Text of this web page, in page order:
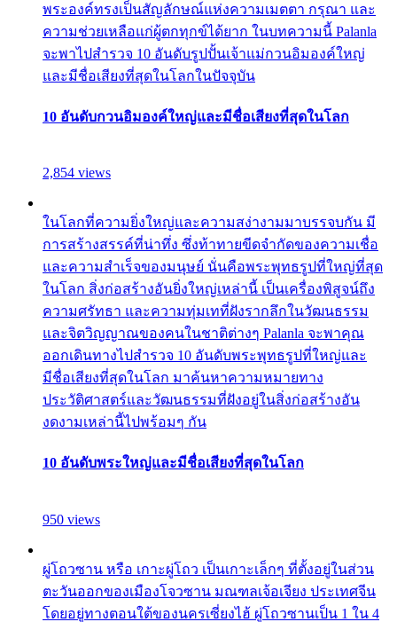
พระองค์ทรงเป็นสัญลักษณ์แห่งความเมตตา กรุณา และ
ความช่วยเหลือแก่ผู้ตกทุกข์ได้ยาก ในบทความนี้ Palanla
จะพาไปสำรวจ 10 อันดับรูปปั้นเจ้าแม่กวนอิมองค์ใหญ่
และมีชื่อเสียงที่สุดในโลกในปัจจุบัน
10 อันดับกวนอิมองค์ใหญ่และมีชื่อเสียงที่สุดในโลก
2,854 views
ในโลกที่ความยิ่งใหญ่และความสง่างามมาบรรจบกัน มี
การสร้างสรรค์ที่น่าทึ่ง ซึ่งท้าทายขีดจำกัดของความเชื่อ
และความสำเร็จของมนุษย์ นั่นคือพระพุทธรูปที่ใหญ่ที่สุด
ในโลก สิ่งก่อสร้างอันยิ่งใหญ่เหล่านี้ เป็นเครื่องพิสูจน์ถึง
ความศรัทธา และความทุ่มเทที่ฝังรากลึกในวัฒนธรรม
และจิตวิญญาณของคนในชาติต่างๆ Palanla จะพาคุณ
ออกเดินทางไปสำรวจ 10 อันดับพระพุทธรูปที่ใหญ่และ
มีชื่อเสียงที่สุดในโลก มาค้นหาความหมายทาง
ประวัติศาสตร์และวัฒนธรรมที่ฝังอยู่ในสิ่งก่อสร้างอัน
งดงามเหล่านี้ไปพร้อมๆ กัน
10 อันดับพระใหญ่และมีชื่อเสียงที่สุดในโลก
950 views
ผู่โถวซาน หรือ เกาะผู่โถว เป็นเกาะเล็กๆ ที่ตั้งอยู่ในส่วน
ตะวันออกของเมืองโจวซาน มณฑลเจ้อเจียง ประเทศจีน
โดยอยู่ทางตอนใต้ของนครเซี่ยงไฮ้ ผู่โถวซานเป็น 1 ใน 4